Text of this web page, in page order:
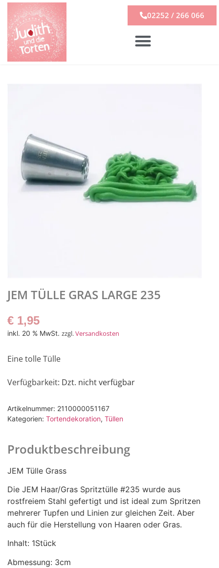
02252 / 266 066
JEM TÜLLE GRAS LARGE 235
€ 1,95
inkl. 20 % MwSt. zzgl.Versandkosten
Eine tolle Tülle
Verfügbarkeit: Dzt. nicht verfügbar
Artikelnummer: 2110000051167
Kategorien: Tortendekoration, Tüllen
Produktbeschreibung
JEM Tülle Grass
Die JEM Haar/Gras Spritztülle #235 wurde aus
rostfreiem Stahl gefertigt und ist ideal zum Spritzen
mehrerer Tupfen und Linien zur gleichen Zeit. Aber
auch für die Herstellung von Haaren oder Gras.
Inhalt: 1Stück
Abmessung: 3cm